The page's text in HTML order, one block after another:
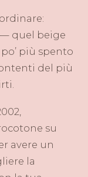
— quel beige
più spento
del più
su
avere un
la